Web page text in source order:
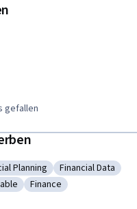
gefallen
Financial Planning
Planning Kategorie:
Financial Data
Receivable
Kategorie: Finance
Finance